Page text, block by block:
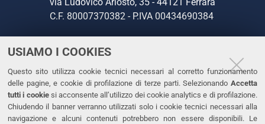
USIAMO I COOKIES
Questo sito utilizza cookie tecnici necessari al corretto funzionamento
delle pagine, e cookie di profilazione di terze parti. Selezionando Accetta
tutti i cookiesi acconsente all’utilizzo dei cookie analytics e di profilazione.
Chiudendo il banner verranno utilizzati solo i cookie tecnici necessari alla
navigazione e alcuni contenuti potrebbero non essere disponibili. Le
C.F. 80007370382 - P.IVA 00434690384
CONTATTI
Tel. +39 0532 293111
Fax. +39 0532 293031
PEC